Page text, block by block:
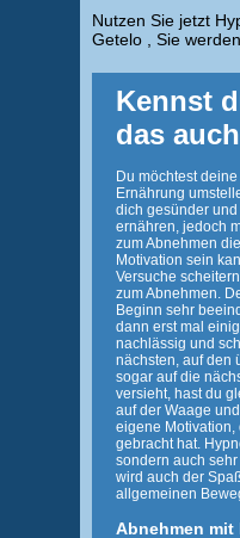
Nutzen Sie jetzt
Getelo , Sie
Kennst
das
Du möchtest deine
Ernährung
dich gesünder und
ernähren, jedoch
zum Abnehmen
Motivation sein
Versuche
zum Abnehmen.
Beginn sehr
dann erst mal
nachlässig und
nächsten, auf den
sogar auf die
versieht, hast du
auf der Waage
eigene Motivation,
gebracht hat.
sondern auch
wird auch der
allgemeinen
Abnehmen mit